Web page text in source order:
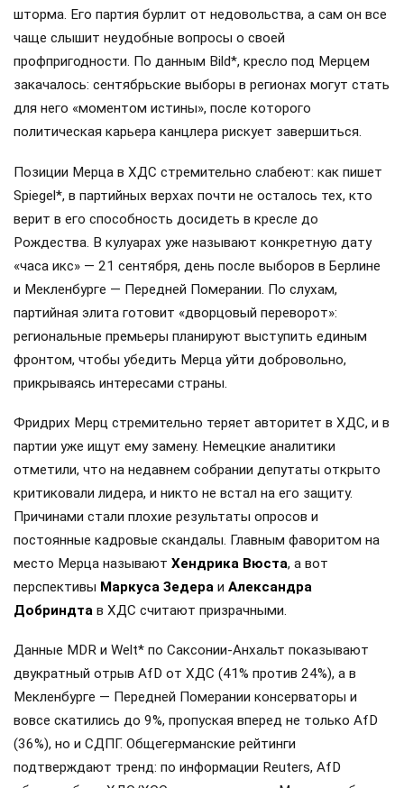
шторма. Его партия бурлит от недовольства, а сам он все
чаще слышит неудобные вопросы о своей
профпригодности. По данным Bild*, кресло под Мерцем
закачалось: сентябрьские выборы в регионах могут стать
для него «моментом истины», после которого
политическая карьера канцлера рискует завершиться.
Позиции Мерца в ХДС стремительно слабеют: как пишет
Spiegel*, в партийных верхах почти не осталось тех, кто
верит в его способность досидеть в кресле до
Рождества. В кулуарах уже называют конкретную дату
«часа икс» — 21 сентября, день после выборов в Берлине
и Мекленбурге — Передней Померании. По слухам,
партийная элита готовит «дворцовый переворот»:
региональные премьеры планируют выступить единым
фронтом, чтобы убедить Мерца уйти добровольно,
прикрываясь интересами страны.
Фридрих Мерц стремительно теряет авторитет в ХДС, и в
партии уже ищут ему замену. Немецкие аналитики
отметили, что на недавнем собрании депутаты открыто
критиковали лидера, и никто не встал на его защиту.
Причинами стали плохие результаты опросов и
постоянные кадровые скандалы. Главным фаворитом на
место Мерца называют Хендрика Вюста, а вот
перспективы Маркуса Зедера и Александра
Добриндта в ХДС считают призрачными.
Данные MDR и Welt* по Саксонии-Анхальт показывают
двукратный отрыв AfD от ХДС (41% против 24%), а в
Мекленбурге — Передней Померании консерваторы и
вовсе скатились до 9%, пропуская вперед не только AfD
(36%), но и СДПГ. Общегерманские рейтинги
подтверждают тренд: по информации Reuters, AfD